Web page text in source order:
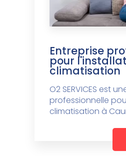
Entreprise
pour
climatisation
O2 SERVICES est
professionnelle
climatisation à